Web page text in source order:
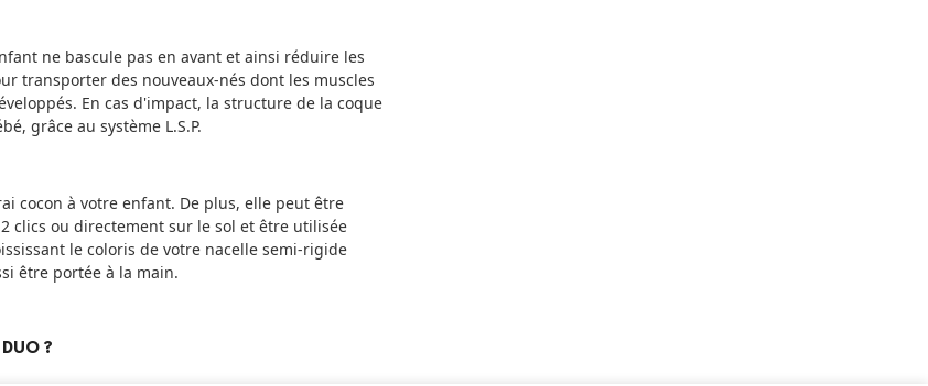
ne bascule pas en avant et ainsi réduire les
transporter des nouveaux-nés dont les muscles
En cas d'impact, la structure de la coque
grâce au système L.S.P.
cocon à votre enfant. De plus, elle peut être
clics ou directement sur le sol et être utilisée
le coloris de votre nacelle semi-rigide
être portée à la main.
?